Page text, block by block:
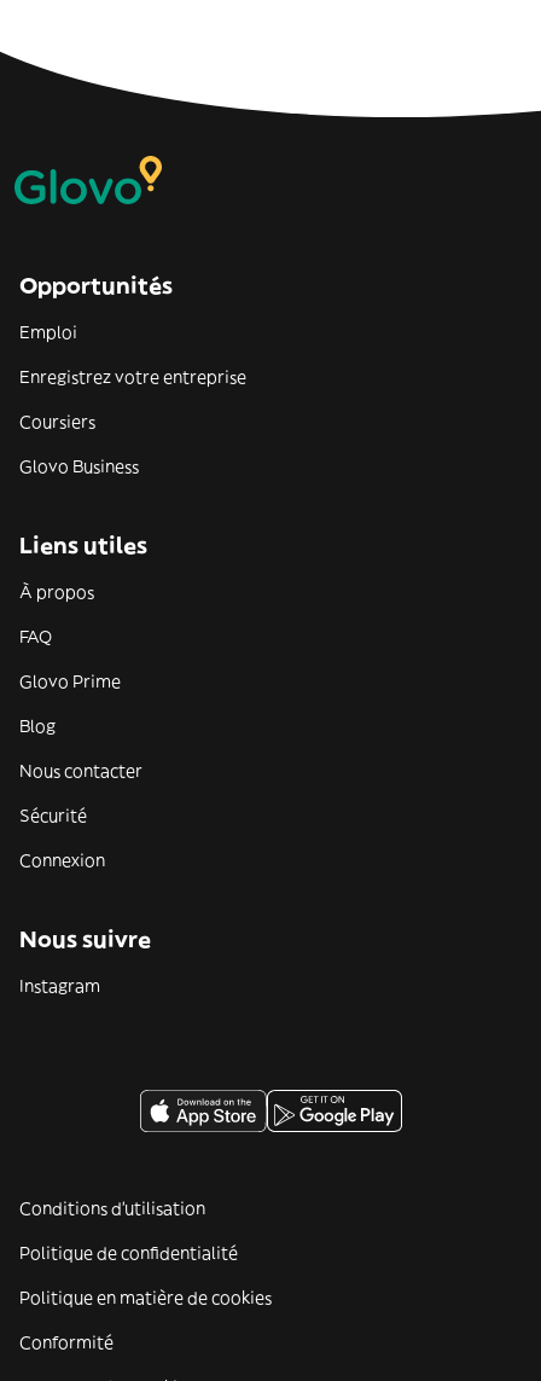
Opportunités
Emploi
Enregistrez votre entreprise
Coursiers
Glovo Business
Liens utiles
À propos
FAQ
Glovo Prime
Blog
Nous contacter
Sécurité
Connexion
Nous suivre
Instagram
Conditions d'utilisation
Politique de confidentialité
Politique en matière de cookies
Conformité